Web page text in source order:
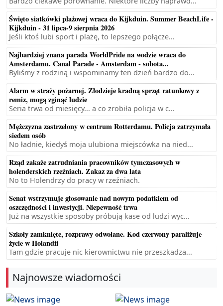
Święto siatkówki plażowej wraca do Kijkduin. Summer BeachLife -
Kijkduin - 31 lipca-9 sierpnia 2026
Jeśli ktoś lubi sport i plażę, to lepszego połącze...
Najbardziej znana parada WorldPride na wodzie wraca do
Amsterdamu. Canal Parade - Amsterdam - sobota...
Byliśmy z rodziną i wspominamy ten dzień bardzo do...
Alarm w straży pożarnej. Złodzieje kradną sprzęt ratunkowy z
remiz, mogą zginąć ludzie
Seria trwa od miesięcy... a co zrobiła policja w c...
Mężczyzna zastrzelony w centrum Rotterdamu. Policja zatrzymała
siedem osób
No ładnie, kiedyś moja ulubiona miejscówka na nied...
Rząd zakaże zatrudniania pracowników tymczasowych w
holenderskich rzeźniach. Zakaz za dwa lata
No to Holendrzy do pracy w rzeźniach.
Senat wstrzymuje głosowanie nad nowym podatkiem od
oszczędności i inwestycji. Niepewność trwa
Już na wszystkie sposoby próbują kase od ludzi wyc...
Szkoły zamknięte, rozprawy odwołane. Kod czerwony paraliżuje
życie w Holandii
Tam gdzie pracuje nic kierownictwu nie przeszkadza...
Najnowsze wiadomości